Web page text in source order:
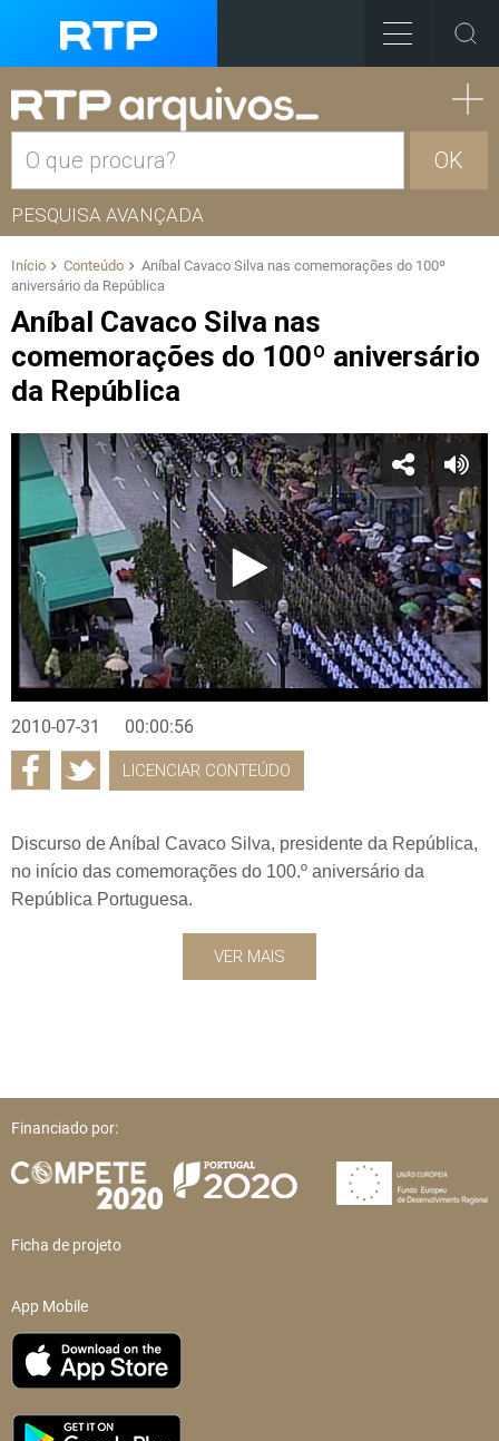
OK
PESQUISA AVANÇADA
Início Conteúdo
Aníbal Cavaco Silva nas comemorações do 100º
aniversário da República
Aníbal Cavaco Silva nas
comemorações do 100º aniversário
da República
2010-07-31 00:00:56
LICENCIAR CONTEÚDO
Discurso de Aníbal Cavaco Silva, presidente da República,
no início das comemorações do 100.º aniversário da
República Portuguesa.
VER MAIS
Financiado por:
Ficha de projeto
App Mobile